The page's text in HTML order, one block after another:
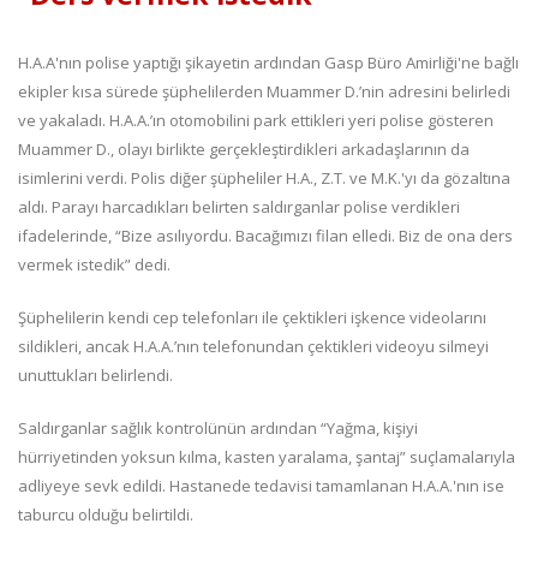
H.A.A'nın polise yaptığı şikayetin ardından Gasp Büro Amirliği'ne bağlı
ekipler kısa sürede şüphelilerden Muammer D.’nin adresini belirledi
ve yakaladı. H.A.A.’ın otomobilini park ettikleri yeri polise gösteren
Muammer D., olayı birlikte gerçekleştirdikleri arkadaşlarının da
isimlerini verdi. Polis diğer şüpheliler H.A., Z.T. ve M.K.'yı da gözaltına
aldı. Parayı harcadıkları belirten saldırganlar polise verdikleri
ifadelerinde, “Bize asılıyordu. Bacağımızı filan elledi. Biz de ona ders
vermek istedik” dedi.
Şüphelilerin kendi cep telefonları ile çektikleri işkence videolarını
sildikleri, ancak H.A.A.’nın telefonundan çektikleri videoyu silmeyi
unuttukları belirlendi.
Saldırganlar sağlık kontrolünün ardından “Yağma, kişiyi
hürriyetinden yoksun kılma, kasten yaralama, şantaj” suçlamalarıyla
adliyeye sevk edildi. Hastanede tedavisi tamamlanan H.A.A.'nın ise
taburcu olduğu belirtildi.